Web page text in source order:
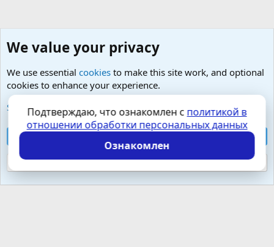
Малая урология- простатит, тазовые боли, фиброз
Cookies
Russian (RU)
Условия и правила
Политика конфиденциальности
Помощь
S
S
Локализация отXenForo.Info
We value your privacy
We use essential cookies to make this site work, and optional
cookies to enhance your experience.
See further information and configure your preferences
Reject optional cookies
Подтверждаю, что ознакомлен с политикой в
отношении обработки персональных данных
Ознакомлен